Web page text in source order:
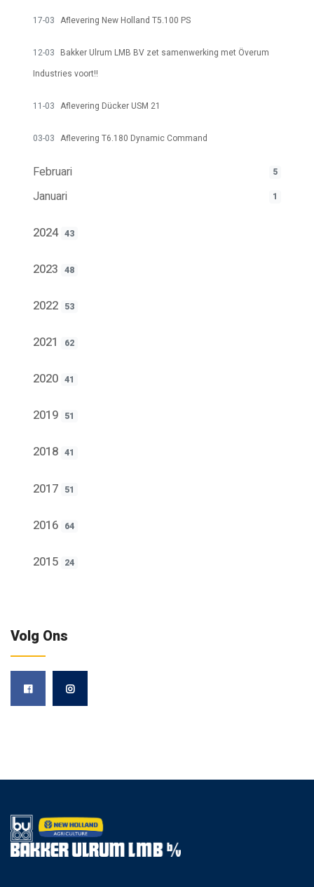
17-03 Aflevering New Holland T5.100 PS
12-03 Bakker Ulrum LMB BV zet samenwerking met Överum
Industries voort!!
11-03 Aflevering Dücker USM 21
03-03 Aflevering T6.180 Dynamic Command
Februari 5
Januari 1
2024 43
2023 48
2022 53
2021 62
2020 41
2019 51
2018 41
2017 51
2016 64
2015 24
Volg Ons